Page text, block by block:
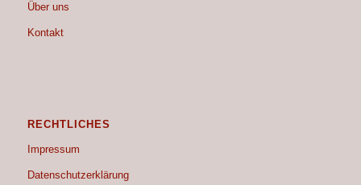
Über uns
Kontakt
RECHTLICHES
Impressum
Datenschutzerklärung